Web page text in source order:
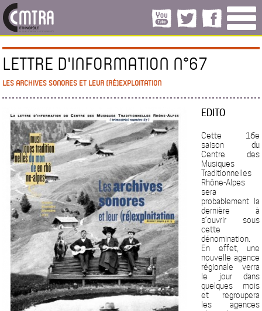
LETTRE D'INFORMATION N°67
LES ARCHIVES SONORES ET LEUR (RÉ)EXPLOITATION
EDITO
Cette 16e
saison du
Centre des
Musiques
Traditionnelles
Rhône-Alpes
sera
probablement la
dernière à
s’ouvrir sous
cette
dénomination.
En effet, une
nouvelle agence
régionale verra
le jour dans
quelques mois
et regroupera
les agences